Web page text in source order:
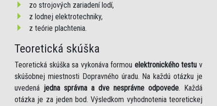
zo strojových zariadení lodí,
z lodnej elektrotechniky,
z teórie plachtenia.
Teoretická skúška
Teoretická skúška sa vykonáva formou elektronického testu v
skúšobnej miestnosti Dopravného úradu. Na každú otázku je
uvedená jedna správna a dve nesprávne odpovede. Každá
otázka je za jeden bod. Výsledkom vyhodnotenia teoretickej